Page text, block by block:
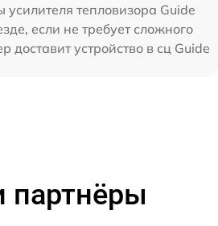
тепловизора Guide
если не требует сложного
доставит устройство в сц Guide